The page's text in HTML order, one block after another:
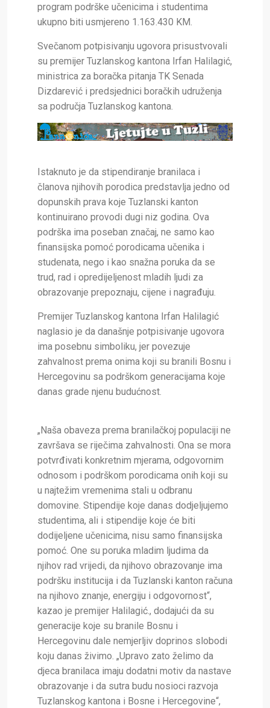
program podrške učenicima i studentima
ukupno biti usmjereno 1.163.430 KM.
Svečanom potpisivanju ugovora prisustvovali
su premijer Tuzlanskog kantona Irfan Halilagić,
ministrica za boračka pitanja TK Senada
Dizdarević i predsjednici boračkih udruženja
sa područja Tuzlanskog kantona.
Istaknuto je da stipendiranje branilaca i
članova njihovih porodica predstavlja jedno od
dopunskih prava koje Tuzlanski kanton
kontinuirano provodi dugi niz godina. Ova
podrška ima poseban značaj, ne samo kao
finansijska pomoć porodicama učenika i
studenata, nego i kao snažna poruka da se
trud, rad i opredijeljenost mladih ljudi za
obrazovanje prepoznaju, cijene i nagrađuju.
Premijer Tuzlanskog kantona Irfan Halilagić
naglasio je da današnje potpisivanje ugovora
ima posebnu simboliku, jer povezuje
zahvalnost prema onima koji su branili Bosnu i
Hercegovinu sa podrškom generacijama koje
danas grade njenu budućnost.
„Naša obaveza prema branilačkoj populaciji ne
završava se riječima zahvalnosti. Ona se mora
potvrđivati konkretnim mjerama, odgovornim
odnosom i podrškom porodicama onih koji su
u najtežim vremenima stali u odbranu
domovine. Stipendije koje danas dodjeljujemo
studentima, ali i stipendije koje će biti
dodijeljene učenicima, nisu samo finansijska
pomoć. One su poruka mladim ljudima da
njihov rad vrijedi, da njihovo obrazovanje ima
podršku institucija i da Tuzlanski kanton računa
na njihovo znanje, energiju i odgovornost“,
kazao je premijer Halilagić., dodajući da su
generacije koje su branile Bosnu i
Hercegovinu dale nemjerljiv doprinos slobodi
koju danas živimo. „Upravo zato želimo da
djeca branilaca imaju dodatni motiv da nastave
obrazovanje i da sutra budu nosioci razvoja
Tuzlanskog kantona i Bosne i Hercegovine“,